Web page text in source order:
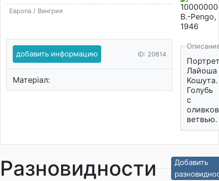
Европа/ Венгрия
добавить информацию ID: 20614
Матеріал:
Лайоша
Кошута.
Голубь
с
ветвью.
Разновидности
Добавить